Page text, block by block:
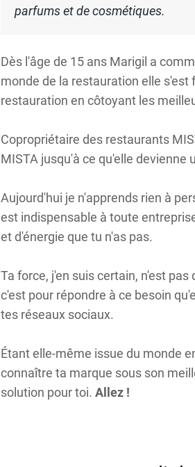
parfums et de cosmétiques.
Dès l'âge de 15 ans Marigil a
monde de la restauration elle
restauration en côtoyant les
Copropriétaire des restaurants
MISTA jusqu'à ce qu'elle
Aujourd'hui je n'apprends rien à
est indispensable à toute
et d'énergie que tu n'as pas.
Ta force, j'en suis certain, n'est pas
c'est pour répondre à ce besoin
tes réseaux sociaux.
Étant elle-même issue du monde
connaître ta marque sous son
solution pour toi. Allez !